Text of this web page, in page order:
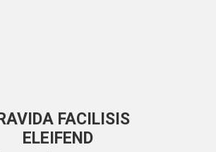
FACILISIS
ELEIFEND